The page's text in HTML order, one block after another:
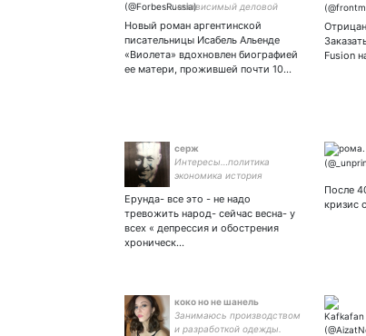
независимый деловой
Новый роман аргентинской
писательницы Исабель Альенде
«Виолета» вдохновлен биографией
ее матери, прожившей почти 10…
Fusion
серж
Интересы…политика
экономика история
Ерунда- все это - не надо
тревожить народ- сейчас весна- у
всех « депрессия и обострения
хроническ…
После
кризис
коко но не шанель
Занимаюсь производством
и разработкой одежды.